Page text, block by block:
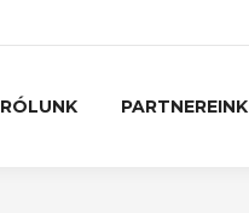
RÓLUNK PARTNEREINK